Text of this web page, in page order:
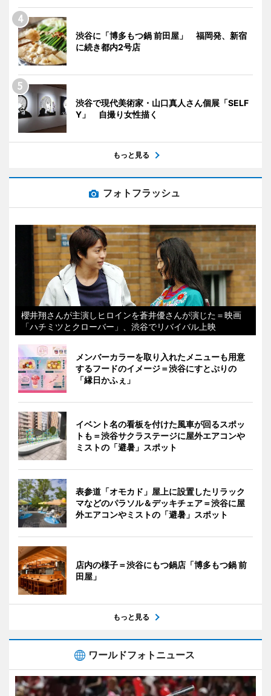
渋谷に「博多もつ鍋 前田屋」 福岡発、新宿
に続き都内2号店
渋谷で現代美術家・山口真人さん個展「SELF
Y」 自撮り女性描く
もっと見る
フォトフラッシュ
櫻井翔さんが主演しヒロインを蒼井優さんが演じた＝映画
「ハチミツとクローバー」、渋谷でリバイバル上映
メンバーカラーを取り入れたメニューも用意
するフードのイメージ＝渋谷にすとぷりの
「縁日かふぇ」
イベント名の看板を付けた風車が回るスポッ
トも＝渋谷サクラステージに屋外エアコンや
ミストの「避暑」スポット
表参道「オモカド」屋上に設置したリラック
マなどのパラソル＆デッキチェア＝渋谷に屋
外エアコンやミストの「避暑」スポット
店内の様子＝渋谷にもつ鍋店「博多もつ鍋 前
田屋」
もっと見る
ワールドフォトニュース